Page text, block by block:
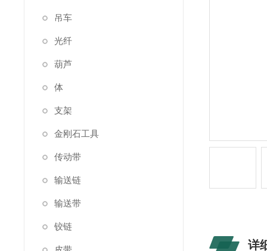
吊车
光纤
葫芦
体
支架
金刚石工具
传动带
输送链
输送带
铰链
详